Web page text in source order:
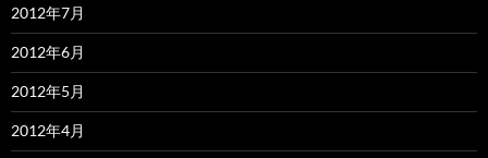
2012年7月
2012年6月
2012年5月
2012年4月